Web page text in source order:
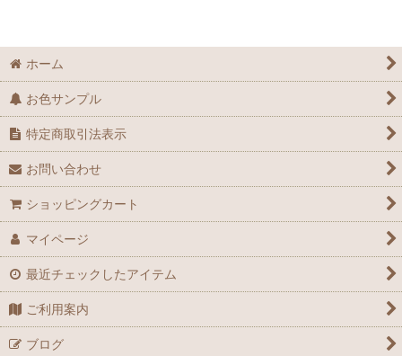
ホーム
お色サンプル
特定商取引法表示
お問い合わせ
ショッピングカート
マイページ
最近チェックしたアイテム
ご利用案内
ブログ